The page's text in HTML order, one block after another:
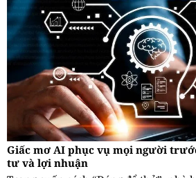
Giấc mơ AI phục vụ mọi người
tư và lợi nhuận